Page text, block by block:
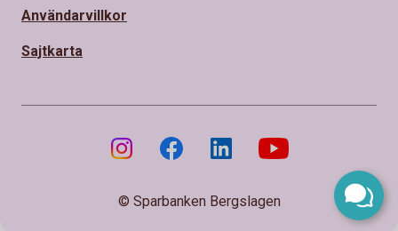
Användarvillkor
Sajtkarta
© Sparbanken Bergslagen